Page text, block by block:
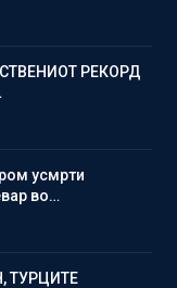
РЕКОРД
усмрти
во…
ТУРЦИТЕ